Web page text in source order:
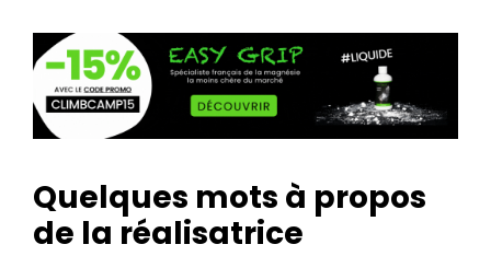
Quelques mots à propos
de la réalisatrice